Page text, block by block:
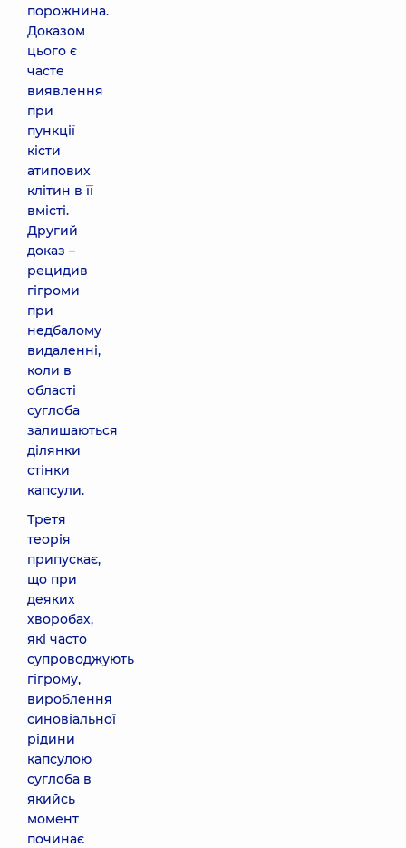
порожнина.
Доказом
цього є
часте
виявлення
при
пункції
кісти
атипових
клітин в її
вмісті.
Другий
доказ –
рецидив
гігроми
при
недбалому
видаленні,
коли в
області
суглоба
залишаються
ділянки
стінки
капсули.
Третя
теорія
припускає,
що при
деяких
хворобах,
які часто
супроводжують
гігрому,
вироблення
синовіальної
рідини
капсулою
суглоба в
якийсь
момент
починає